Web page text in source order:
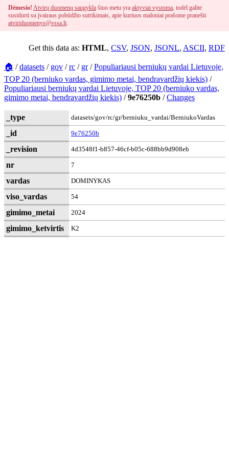
Dėmesio! Atvirų duomenų saugykla šiuo metu yra aktyviai vystoma, todėl galite
susidurti su įvairaus pobūdžio sutrikimais, apie kuriuos maloniai prašome pranešti
atviriduomenys@vssa.lt.
Get this data as: HTML, CSV, JSON, JSONL, ASCII, RDF
🏠 /datasets / gov /rc / gr/Populiariausi berniukų vardai Lietuvoje,
TOP 20 (berniuko vardas, gimimo metai, bendravardžių kiekis) /
Populiariausi berniukų vardai Lietuvoje, TOP 20 (berniuko vardas,
gimimo metai, bendravardžių kiekis) /9e76250b /Changes
_type datasets/gov/rc/gr/berniuku_vardai/BerniukoVardas
_id 9e76250b
_revision 4d3548f1-b857-46cf-b05c-688bb9d908eb
nr 7
vardas DOMINYKAS
viso_vardas 54
gimimo_metai 2024
gimimo_ketvirtis K2